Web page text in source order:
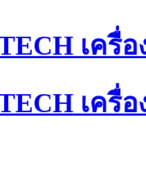
เครื่
เครื่